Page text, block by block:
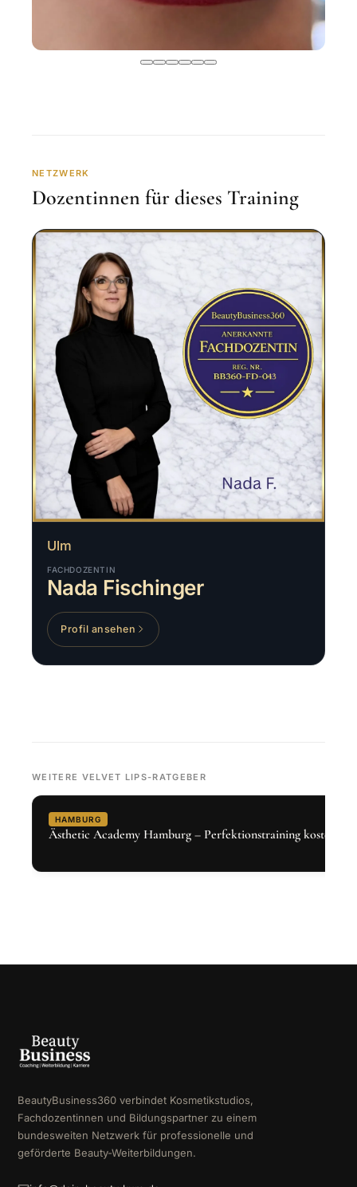
NETZWERK
Dozentinnen für dieses Training
Ulm
FACHDOZENTIN
Nada Fischinger
Profil ansehen
WEITERE VELVET LIPS-RATGEBER
HAMBURG
Ästhetic Academy Hamburg – Perfektionstraining kostenlos
BeautyBusiness360 verbindet Kosmetikstudios,
Fachdozentinnen und Bildungspartner zu einem
bundesweiten Netzwerk für professionelle und
geförderte Beauty-Weiterbildungen.